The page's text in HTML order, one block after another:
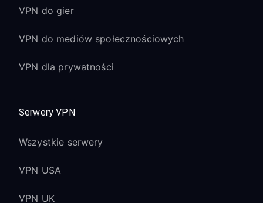
VPN do gier
VPN do mediów społecznościowych
VPN dla prywatności
Serwery VPN
Wszystkie serwery
VPN USA
VPN UK